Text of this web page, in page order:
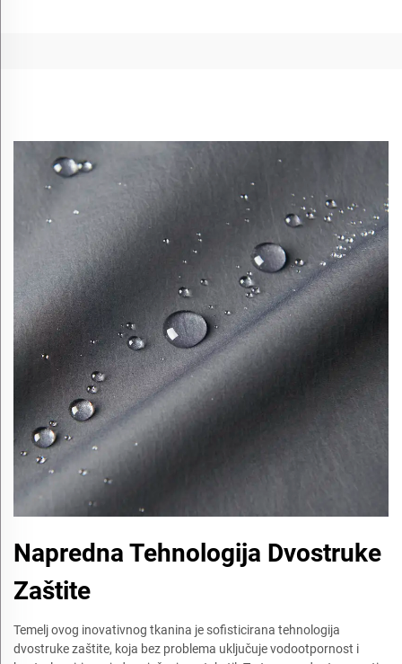
Napredna Tehnologija Dvostruke
Zaštite
Temelj ovog inovativnog tkanina je sofisticirana tehnologija
dvostruke zaštite, koja bez problema uključuje vodootpornost i